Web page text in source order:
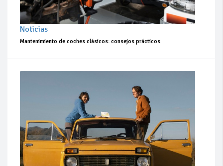
Noticias
Mantenimiento de coches clásicos: consejos prácticos